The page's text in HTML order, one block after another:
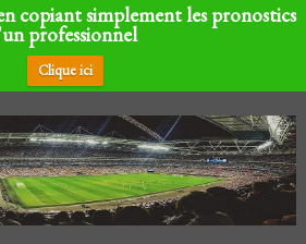
copiant simplement les pronostics
professionnel
Clique ici